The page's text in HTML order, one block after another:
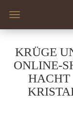
KRÜGE
ONLINE-
HACHT